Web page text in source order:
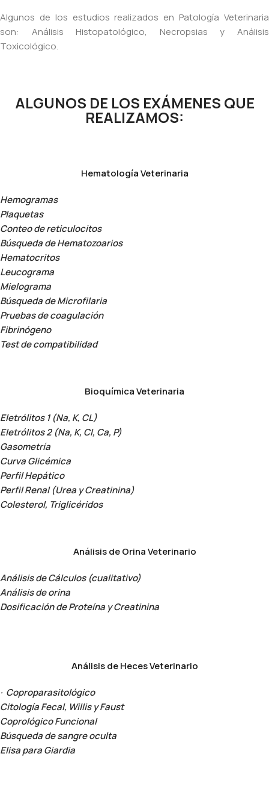
Algunos de los estudios realizados en Patología Veterinaria
son: Análisis Histopatológico, Necropsias y Análisis
Toxicológico.
ALGUNOS DE LOS EXÁMENES QUE
REALIZAMOS:
Hematología Veterinaria
Hemogramas
Plaquetas
Conteo de reticulocitos
Búsqueda de Hematozoarios
Hematocritos
Leucograma
Mielograma
Búsqueda de Microfilaria
Pruebas de coagulación
Fibrinógeno
Test de compatibilidad
Bioquímica Veterinaria
Eletrólitos 1 (Na, K, CL)
Eletrólitos 2 (Na, K, Cl, Ca, P)
Gasometría
Curva Glicémica
Perfil Hepático
Perfil Renal (Urea y Creatinina)
Colesterol, Triglicéridos
Análisis de Orina Veterinario
Análisis de Cálculos (cualitativo)
Análisis de orina
Dosificación de Proteína y Creatinina
Análisis de Heces Veterinario
· Coproparasitológico
Citología Fecal, Willis y Faust
Coprológico Funcional
Búsqueda de sangre oculta
Elisa para Giardia